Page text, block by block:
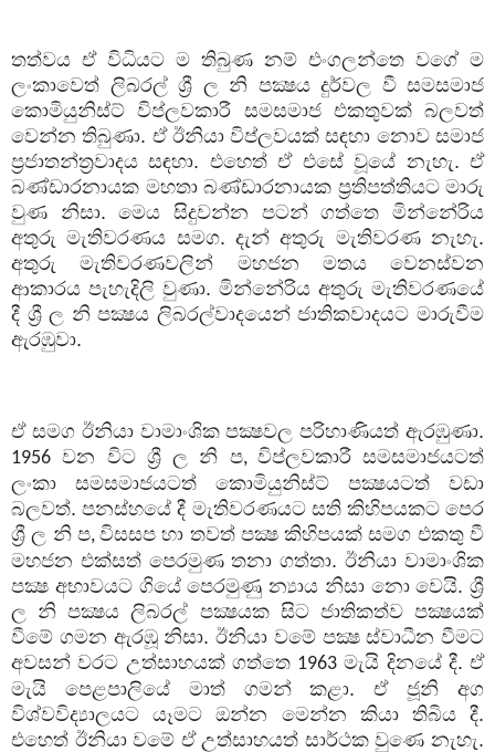
තත්වය ඒ විධියට ම තිබුණ නම් එංගලන්තෙ වගේ ම
ලංකාවෙත් ලිබරල් ශ්‍රී ල නි පක්‍ෂය දුර්වල වී සමසමාජ
කොමියුනිස්ට් විප්ලවකාරී සමසමාජ එකතුවක් බලවත්
වෙන්න තිබුණා. ඒ ඊනියා විප්ලවයක් සඳහා නොව සමාජ
ප්‍රජාතන්ත්‍රවාදය සඳහා. එහෙත් ඒ එසේ වූයේ නැහැ. ඒ
බණ්ඩාරනායක මහතා බණ්ඩාරනායක ප්‍රතිපත්තියට මාරු
වුණ නිසා. මෙය සිදුවන්න පටන් ගත්තෙ මින්නේරිය
අතුරු මැතිවරණය සමග. දැන් අතුරු මැතිවරණ නැහැ.
අතුරු මැතිවරණවලින් මහජන මතය වෙනස්වන
ආකාරය පැහැදිලි වුණා. මින්නේරිය අතුරු මැතිවරණයේ
දී ශ්‍රී ල නි පක්‍ෂය ලිබරල්වාදයෙන් ජාතිකවාදයට මාරුවීම
ඇරඹුවා.
ඒ සමග ඊනියා වාමාංශික පක්‍ෂවල පරිහාණියත් ඇරඹුණා.
1956 වන විට ශ්‍රී ල නි ප, විප්ලවකාරී සමසමාජයටත්
ලංකා සමසමාජයටත් කොමියුනිස්ට් පක්‍ෂයටත් වඩා
බලවත්. පනස්හයේ දී මැතිවරණයට සති කිහිපයකට පෙර
ශ්‍රී ල නි ප,විසසප හා තවත් පක්‍ෂ කිහිපයක් සමග එකතු වී
මහජන එක්සත් පෙරමුණ තනා ගත්තා. ඊනියා වාමාංශික
පක්‍ෂ අභාවයට ගියේ පෙරමුණු න්‍යාය නිසා නො වෙයි. ශ්‍රී
ල නි පක්‍ෂය ලිබරල් පක්‍ෂයක සිට ජාතිකත්ව පක්‍ෂයක්
වීමේ ගමන ඇරඹූ නිසා. ඊනියා වමේ පක්‍ෂ ස්වාධීන වීමට
අවසන් වරට උත්සාහයක් ගත්තෙ 1963 මැයි දිනයේ දී. ඒ
මැයි පෙළපාලියේ මාත් ගමන් කළා. ඒ ජූනි අග
විශ්වවිද්‍යාලයට යෑමට ඔන්න මෙන්න කියා තිබිය දී.
එහෙත් ඊනියා වමේ ඒ උත්සාහයත් සාර්ථක වුණෙ නැහැ.